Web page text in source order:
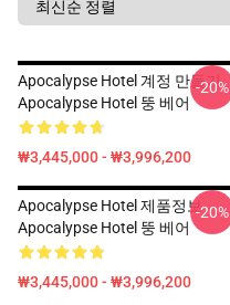
Apocalypse Hotel 계정 만들기
Apocalypse Hotel 뚱 베어
₩3,445,000 - ₩3,996,200
-20%
Apocalypse Hotel 제품정보
Apocalypse Hotel 뚱 베어
₩3,445,000 - ₩3,996,200
-20%